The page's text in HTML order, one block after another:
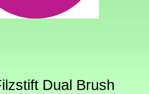
Dual Brush